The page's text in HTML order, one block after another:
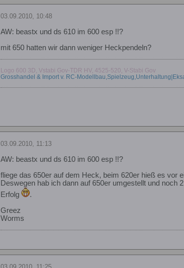
03.09.2010, 10:48
AW: beastx und ds 610 im 600 esp !!?
mit 650 hatten wir dann weniger Heckpendeln?
Logo 600 3D, Vstabi Gov-TDR HV, 4525-520, V-Stabi Gov
Grosshandel & Import v. RC-
03.09.2010, 11:13
AW: beastx und ds 610 im 600 esp !!?
fliege das 650er auf dem Heck, beim 620er hieß es vor
Deswegen hab ich dann auf 650er umgestellt und noch
Erfolg
.
Greez
Worms